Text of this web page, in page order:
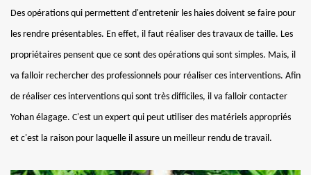
Des opérations qui permettent d'entretenir les haies doivent se faire pour
les rendre présentables. En effet, il faut réaliser des travaux de taille. Les
propriétaires pensent que ce sont des opérations qui sont simples. Mais, il
va falloir rechercher des professionnels pour réaliser ces interventions. Afin
de réaliser ces interventions qui sont très difficiles, il va falloir contacter
Yohan élagage. C'est un expert qui peut utiliser des matériels appropriés
et c'est la raison pour laquelle il assure un meilleur rendu de travail.